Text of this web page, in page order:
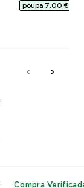
poupa 7,00 €‎
Compra